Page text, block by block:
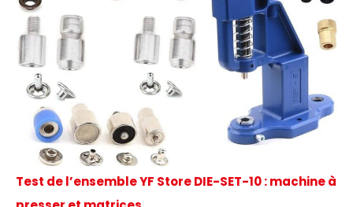
Test de l’ensemble YF Store DIE-SET-10 : machine à